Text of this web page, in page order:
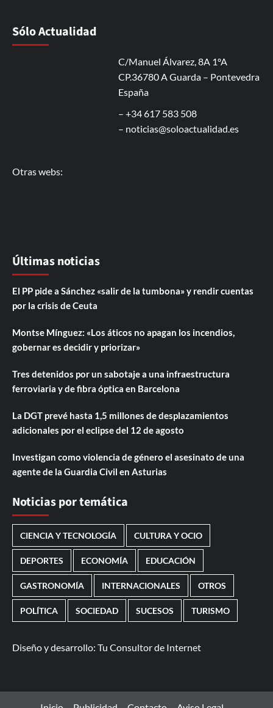
Sólo Actualidad
C/Manuel Álvarez, 8A 1ºA
CP.36780 A Guarda – Pontevedra
España
– +34 617 583 508
– noticias@soloactualidad.es
Otras webs:
Últimas noticias
El PP pide a Sánchez «salir de la tumbona» y rendir cuentas
por la crisis de Ceuta
Montse Mínguez: «Los áticos no apagan los incendios,
gobernar es decidir y priorizar»
Tres detenidos por un sabotaje a una infraestructura
ferroviaria y de fibra óptica en Barcelona
La DGT prevé hasta 1,5 millones de desplazamientos
adicionales por el eclipse del 12 de agosto
Investigan como violencia de género el asesinato de una
agente de la Guardia Civil en Asturias
Noticias por temática
CIENCIA Y TECNOLOGÍA CULTURA Y OCIO
DEPORTES ECONOMÍA EDUCACIÓN
GASTRONOMÍA INTERNACIONALES OTROS
POLÍTICA SOCIEDAD SUCESOS TURISMO
Diseño y desarrollo: Tu Consultor de Internet